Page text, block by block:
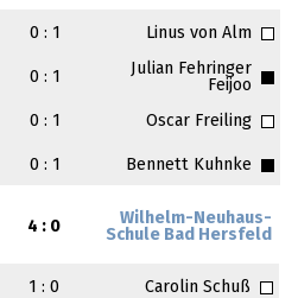
0 : 1 Linus von Alm
0 : 1
Julian Fehringer
Feijoo
0 : 1 Oscar Freiling
0 : 1 Bennett Kuhnke
4 : 0
Wilhelm-Neuhaus-
Schule Bad Hersfeld
1 : 0 Carolin Schuß